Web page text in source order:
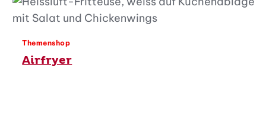
Themenshop
Airfryer